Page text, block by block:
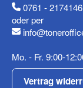
Frage zum
Ihre Frage
0761 -
oder per
Mo. - Fr. 9:00-
Vertrag